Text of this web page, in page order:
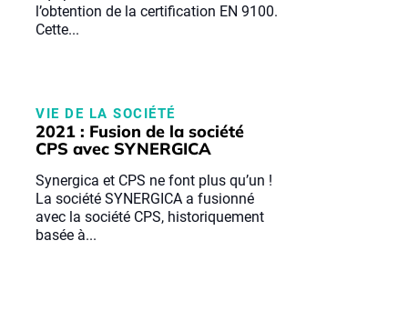
l’obtention de la certification EN 9100.
Cette...
VIE DE LA SOCIÉTÉ
2021 : Fusion de la société
CPS avec SYNERGICA
Synergica et CPS ne font plus qu’un !
La société SYNERGICA a fusionné
avec la société CPS, historiquement
basée à...